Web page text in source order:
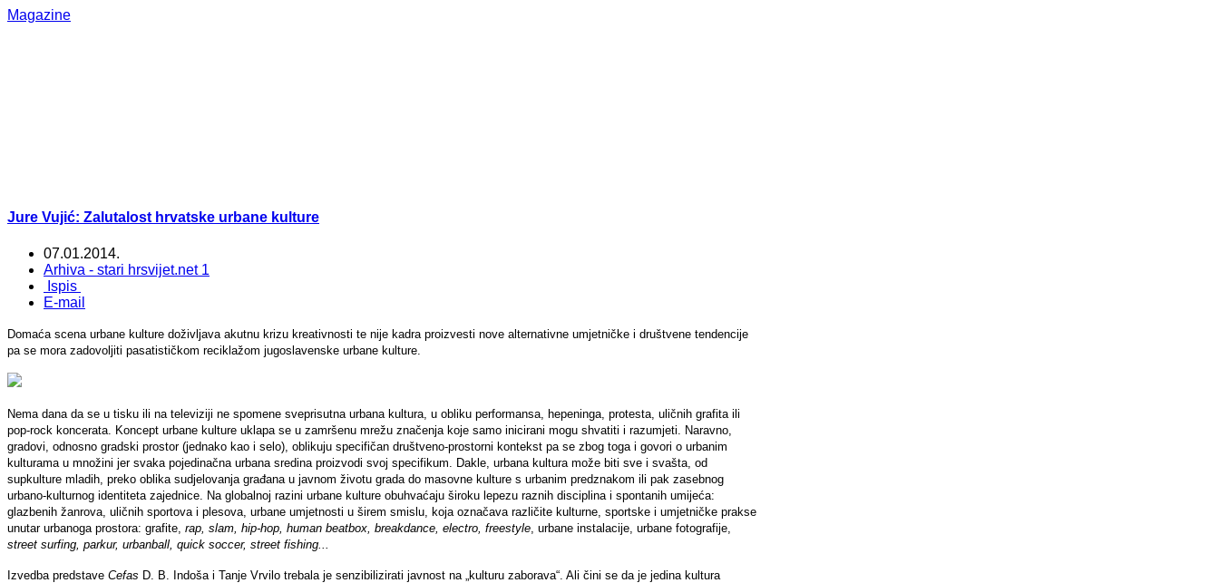
Magazine
Jure Vujić: Zalutalost hrvatske urbane kulture
07.01.2014.
Arhiva - stari hrsvijet.net 1
Ispis
E-mail
Domaća scena urbane kulture doživljava akutnu krizu kreativnosti te nije kadra proizvesti nove alternativne umjetničke i društvene tendencije
pa se mora zadovoljiti pasatističkom reciklažom jugoslavenske urbane kulture.
Nema dana da se u tisku ili na televiziji ne spomene sveprisutna urbana kultura, u obliku performansa, hepeninga, protesta, uličnih grafita ili
pop-rock koncerata. Koncept urbane kulture uklapa se u zamršenu mrežu značenja koje samo inicirani mogu shvatiti i razumjeti. Naravno,
gradovi, odnosno gradski prostor (jednako kao i selo), oblikuju specifičan društveno-prostorni kontekst pa se zbog toga i govori o urbanim
kulturama u množini jer svaka pojedinačna urbana sredina proizvodi svoj specifikum. Dakle, urbana kultura može biti sve i svašta, od
supkulture mladih, preko oblika sudjelovanja građana u javnom životu grada do masovne kulture s urbanim predznakom ili pak zasebnog
urbano-kulturnog identiteta zajednice. Na globalnoj razini urbane kulture obuhvaćaju široku lepezu raznih disciplina i spontanih umijeća:
glazbenih žanrova, uličnih sportova i plesova, urbane umjetnosti u širem smislu, koja označava različite kulturne, sportske i umjetničke prakse
unutar urbanoga prostora: grafite, rap, slam, hip-hop, human beatbox, breakdance, electro, freestyle , urbane instalacije, urbane fotografije,
street surfing, parkur, urbanball, quick soccer, street fishing...
Izvedba predstave Cefas D. B. Indoša i Tanje Vrvilo trebala je senzibilizirati javnost na „kulturu zaborava“. Ali čini se da je jedina kultura